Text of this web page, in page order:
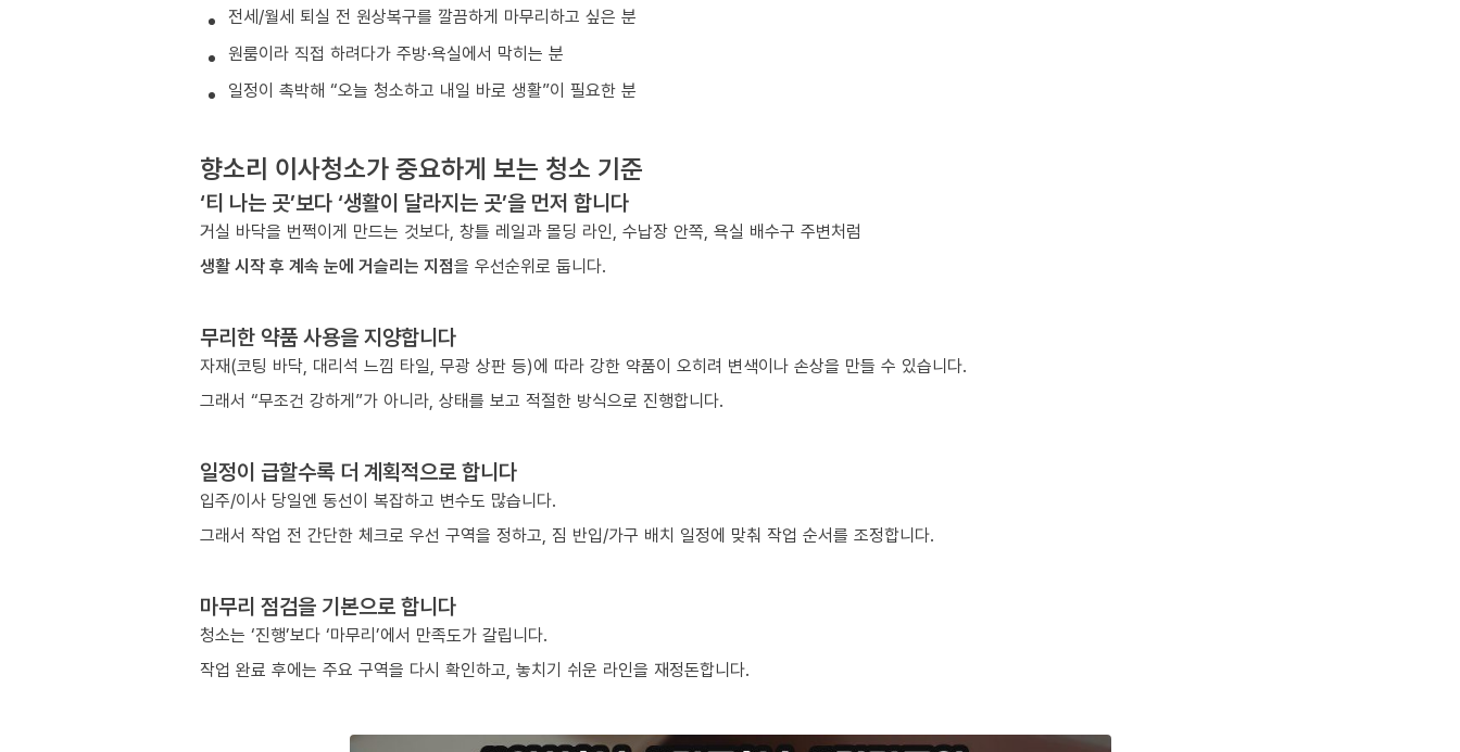
전세/월세 퇴실 전 원상복구를 깔끔하게 마무리하고 싶은 분
원룸이라 직접 하려다가 주방·욕실에서 막히는 분
일정이 촉박해 “오늘 청소하고 내일 바로 생활”이 필요한 분
향소리 이사청소가 중요하게 보는 청소 기준
‘티 나는 곳’보다 ‘생활이 달라지는 곳’을 먼저 합니다
거실 바닥을 번쩍이게 만드는 것보다, 창틀 레일과 몰딩 라인, 수납장 안쪽, 욕실 배수구 주변처럼
생활 시작 후 계속 눈에 거슬리는 지점을 우선순위로 둡니다.
무리한 약품 사용을 지양합니다
자재(코팅 바닥, 대리석 느낌 타일, 무광 상판 등)에 따라 강한 약품이 오히려 변색이나 손상을 만들 수 있습니다.
그래서 “무조건 강하게”가 아니라, 상태를 보고 적절한 방식으로 진행합니다.
일정이 급할수록 더 계획적으로 합니다
입주/이사 당일엔 동선이 복잡하고 변수도 많습니다.
그래서 작업 전 간단한 체크로 우선 구역을 정하고, 짐 반입/가구 배치 일정에 맞춰 작업 순서를 조정합니다.
마무리 점검을 기본으로 합니다
청소는 ‘진행’보다 ‘마무리’에서 만족도가 갈립니다.
작업 완료 후에는 주요 구역을 다시 확인하고, 놓치기 쉬운 라인을 재정돈합니다.